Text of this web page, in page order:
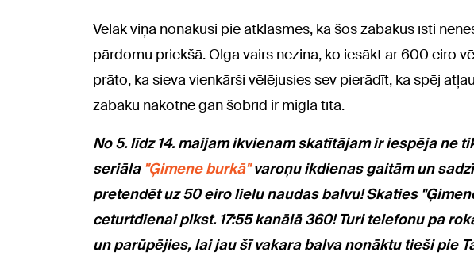
Vēlāk viņa nonākusi pie atklāsmes, ka šos zābakus īsti
pārdomu priekšā. Olga vairs nezina, ko iesākt ar 600 eiro
prāto, ka sieva vienkārši vēlējusies sev pierādīt, ka spēj
zābaku nākotne gan šobrīd ir miglā tīta.
No 5. līdz 14. maijam ikvienam skatītājam ir iespēja ne
seriāla "Ģimene burkā"varoņu ikdienas gaitām un
pretendēt uz 50 eiro lielu naudas balvu! Skaties
ceturtdienai plkst. 17:55 kanālā 360! Turi telefonu pa
un parūpējies, lai jau šī vakara balva nonāktu tieši pie